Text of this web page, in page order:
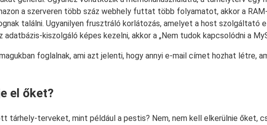
a szerveren több száz webhely futtat több folyamatot, akkor a
találni. Ugyanilyen frusztráló korlátozás, amelyet a host szolgáltató
kiszolgáló képes kezelni, akkor a „Nem tudok kapcsolódni a
foglalnak, ami azt jelenti, hogy annyi e-mail címet hozhat létre,
el őket?
tárhely-terveket, mint például a pestis? Nem, nem kell elkerülnie őket,